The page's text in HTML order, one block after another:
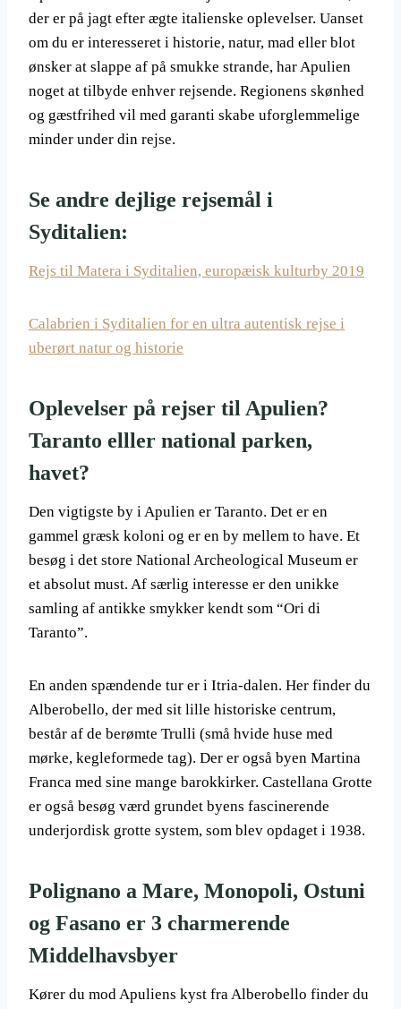
der er på jagt efter ægte italienske oplevelser. Uanset
om du er interesseret i historie, natur, mad eller blot
ønsker at slappe af på smukke strande, har Apulien
noget at tilbyde enhver rejsende. Regionens skønhed
og gæstfrihed vil med garanti skabe uforglemmelige
minder under din rejse.
Se andre dejlige rejsemål i
Syditalien:
Rejs til Matera i Syditalien, europæisk kulturby 2019
Calabrien i Syditalien for en ultra autentisk rejse i
uberørt natur og historie
Oplevelser på rejser til Apulien?
Taranto elller national parken,
havet?
Den vigtigste by i Apulien er Taranto. Det er en
gammel græsk koloni og er en by mellem to have. Et
besøg i det store National Archeological Museum er
et absolut must. Af særlig interesse er den unikke
samling af antikke smykker kendt som “Ori di
Taranto”.
En anden spændende tur er i Itria-dalen. Her finder du
Alberobello, der med sit lille historiske centrum,
består af de berømte Trulli (små hvide huse med
mørke, kegleformede tag). Der er også byen Martina
Franca med sine mange barokkirker. Castellana Grotte
er også besøg værd grundet byens fascinerende
underjordisk grotte system, som blev opdaget i 1938.
Polignano a Mare, Monopoli, Ostuni
og Fasano er 3 charmerende
Middelhavsbyer
Kører du mod Apuliens kyst fra Alberobello finder du